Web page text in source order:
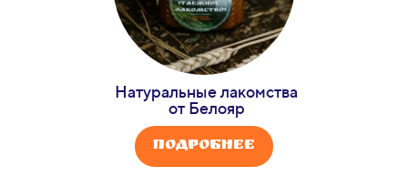
Натуральные лакомства
от Белояр
Подробнее